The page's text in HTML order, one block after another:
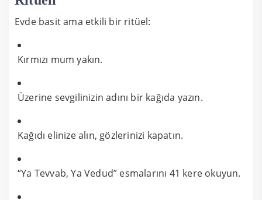
Evde basit ama etkili bir ritüel:
Kırmızı mum yakın.
Üzerine sevgilinizin adını bir kağıda yazın.
Kağıdı elinize alın, gözlerinizi kapatın.
“Ya Tevvab, Ya Vedud” esmalarını 41 kere okuyun.